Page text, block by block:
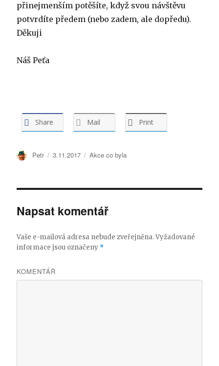
přinejmenším potěšíte, když svou návštěvu
potvrdíte předem (nebo zadem, ale dopředu).
Děkuji
Náš Peťa
Share Mail Print
Autor:
Petr Publikováno:
3.11.2017 Rubriky:
Akce co byla
Napsat komentář
Vaše e-mailová adresa nebude zveřejněna.Vyžadované
informace jsou označeny *
KOMENTÁŘ